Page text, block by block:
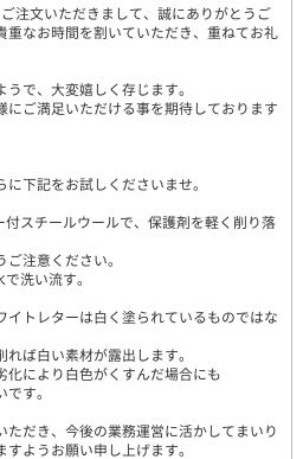
注文いただきまして、誠にありがとうご
重なお時間を割いていただき、重ねてお礼
で、大変嬉しく存じます。
ご満足いただける事を期待しております
下記をお試しくださいませ。
スチールウールで、保護剤を軽く削り落
注意ください。
洗い流す。
イトレターは白く塗られているものではな
ば白い素材が露出します。
により白色がくすんだ場合にも
す。
だき、今後の業務運営に活かしてまいり
ようお願い申し上げます。